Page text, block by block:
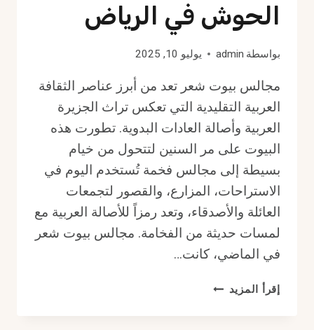
الحوش في الرياض
بواسطة admin يوليو 10, 2025
مجالس بيوت شعر تعد من أبرز عناصر الثقافة
العربية التقليدية التي تعكس تراث الجزيرة
العربية وأصالة العادات البدوية. تطورت هذه
البيوت على مر السنين لتتحول من خيام
بسيطة إلى مجالس فخمة تُستخدم اليوم في
الاستراحات، المزارع، والقصور لتجمعات
العائلة والأصدقاء، وتعد رمزاً للأصالة العربية مع
لمسات حديثة من الفخامة. مجالس بيوت شعر
في الماضي، كانت…
إقرأ المزيد مجالس